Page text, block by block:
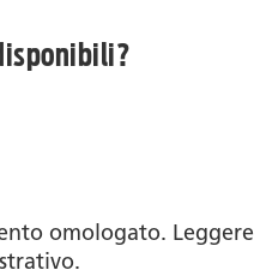
omologato. Leggere